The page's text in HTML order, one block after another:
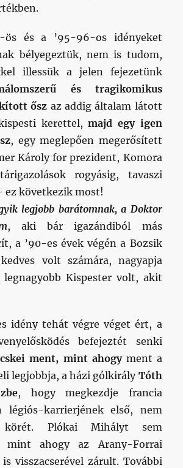
ös és a ’95-96-os idényeket
bélyegeztük, nem is tudom,
illessük a jelen fejezetünk
és tragikomikus
ősz az addig általam látott
kerettel, majd egy igen
, egy meglepően megerősített
Károly for prezident, Komora
rogyásig, tavaszi
ez következik most!
legjobb barátomnak, a Doktor
, aki bár igazándiból más
a ’90-es évek végén a Bozsik
volt számára, nagyapja
Kispester volt, akit
idény tehát végre véget ért, a
befejeztét senki
ment, mint ahogyment a
legjobbja, a házi gólkirály Tóth
, hogy megkezdje francia
légiós-karrierjének első, nem
Plókai Mihályt sem
mint ahogy az Arany-Forrai
visszacserével zárult. További